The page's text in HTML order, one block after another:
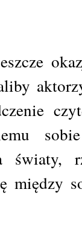
światy,
między